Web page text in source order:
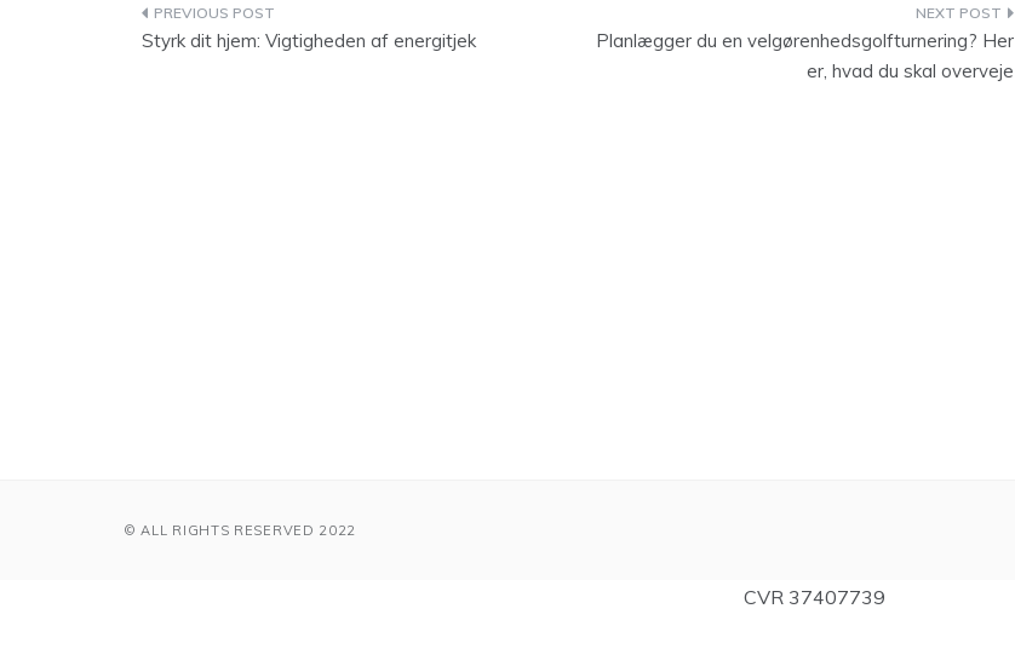
Indlægsnavigation
Styrk dit hjem: Vigtigheden af energitjek
Planlægger du en velgørenhedsgolfturnering? Her
er, hvad du skal overveje
© ALL RIGHTS RESERVED 2022
CVR 37407739